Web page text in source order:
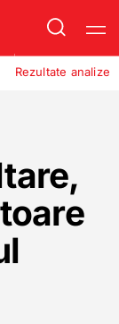
Rezultate analize